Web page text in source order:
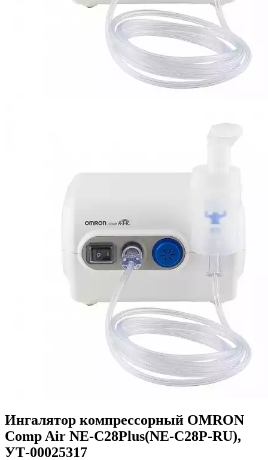
Ингалятор компрессорный OMRON
Comp Air NE-C28Plus(NE-C28P-RU),
УТ-00025317